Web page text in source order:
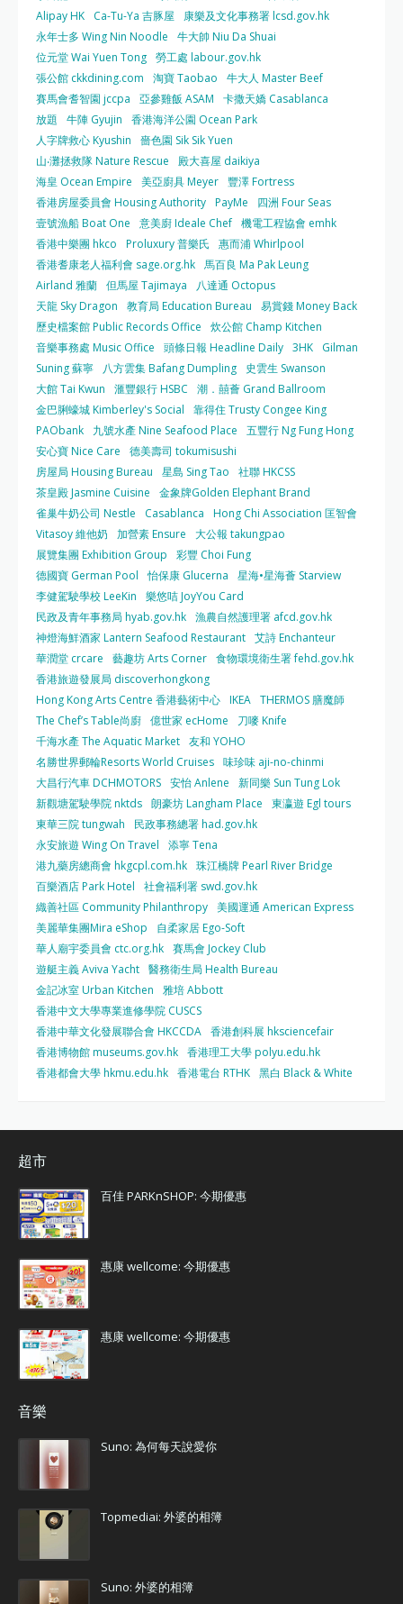
Alipay HK
Ca-Tu-Ya 吉豚屋
康樂及文化事務署 lcsd.gov.hk
永年士多 Wing Nin Noodle
牛大帥 Niu Da Shuai
位元堂 Wai Yuen Tong 勞工處 labour.gov.hk
張公館 ckkdining.com
淘寶 Taobao
牛大人 Master Beef
賽馬會耆智園 jccpa
亞參雞飯 ASAM
卡撒天嬌 Casablanca
放題
牛陣 Gyujin
香港海洋公園 Ocean Park
人字牌救心 Kyushin
嗇色園 Sik Sik Yuen
山‧灘拯救隊 Nature Rescue
殿大喜屋 daikiya
海皇 Ocean Empire
美亞廚具 Meyer 豐澤 Fortress
香港房屋委員會 Housing Authority PayMe
四洲 Four Seas
壹號漁船 Boat One
意美廚 Ideale Chef 機電工程協會 emhk
香港中樂團 hkco
Proluxury 普樂氏
惠而浦 Whirlpool
香港耆康老人福利會 sage.org.hk 馬百良 Ma Pak Leung
Airland 雅蘭 但馬屋 Tajimaya
八達通 Octopus
天龍 Sky Dragon
教育局 Education Bureau
易賞錢 Money Back
歷史檔案館 Public Records Office
炊公館 Champ Kitchen
音樂事務處 Music Office
頭條日報 Headline Daily 3HK
Gilman
Suning 蘇寧
八方雲集 Bafang Dumpling
史雲生 Swanson
大館 Tai Kwun
滙豐銀行 HSBC
潮．囍薈 Grand Ballroom
金巴脷蠔城 Kimberley's Social
靠得住 Trusty Congee King
PAObank
九號水產 Nine Seafood Place
五豐行 Ng Fung Hong
安心寶 Nice Care
德美壽司 tokumisushi
房屋局 Housing Bureau
星島 Sing Tao
社聯 HKCSS
茶皇殿 Jasmine Cuisine
金象牌Golden Elephant Brand
雀巢牛奶公司 Nestle
Casablanca
Hong Chi Association 匡智會
Vitasoy 維他奶
加營素 Ensure
大公報 takungpao
展覽集團 Exhibition Group
彩豐 Choi Fung
德國寶 German Pool
怡保康 Glucerna
星海•星海薈 Starview
李健駕駛學校 LeeKin
樂悠咭 JoyYou Card
民政及青年事務局 hyab.gov.hk 漁農自然護理署 afcd.gov.hk
神燈海鮮酒家 Lantern Seafood Restaurant 艾詩 Enchanteur
華潤堂 crcare
藝趣坊 Arts Corner 食物環境衛生署 fehd.gov.hk
香港旅遊發展局 discoverhongkong
Hong Kong Arts Centre 香港藝術中心 IKEA THERMOS 膳魔師
The Chef’s Table尚廚 億世家 ecHome
刀嘜 Knife
千海水產 The Aquatic Market 友和 YOHO
名勝世界郵輪Resorts World Cruises 味珍味 aji-no-chinmi
大昌行汽車 DCHMOTORS 安怡 Anlene
新同樂 Sun Tung Lok
新觀塘駕駛學院 nktds 朗豪坊 Langham Place
東瀛遊 Egl tours
東華三院 tungwah
民政事務總署 had.gov.hk
永安旅遊 Wing On Travel
添寧 Tena
港九藥房總商會 hkgcpl.com.hk 珠江橋牌 Pearl River Bridge
百樂酒店 Park Hotel
社會福利署 swd.gov.hk
織善社區 Community Philanthropy 美國運通 American Express
美麗華集團Mira eShop
自柔家居 Ego-Soft
華人廟宇委員會 ctc.org.hk 賽馬會 Jockey Club
遊艇主義 Aviva Yacht 醫務衛生局 Health Bureau
金記冰室 Urban Kitchen
雅培 Abbott
香港中文大學專業進修學院 CUSCS
香港中華文化發展聯合會 HKCCDA 香港創科展 hksciencefair
香港博物館 museums.gov.hk 香港理工大學 polyu.edu.hk
香港都會大學 hkmu.edu.hk 香港電台 RTHK 黑白 Black & White
超市
百佳 PARKnSHOP: 今期優惠
惠康 wellcome: 今期優惠
惠康 wellcome: 今期優惠
音樂
Suno: 為何每天說愛你
Topmediai: 外婆的相簿
Suno: 外婆的相簿